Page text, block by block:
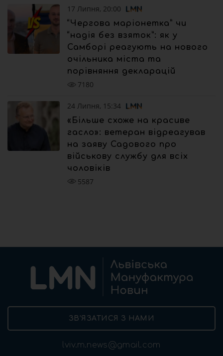
17 Липня, 20:00
“Чергова маріонетка” чи
“надія без взяток”: як у
Самборі реагують на нового
очільника міста та
порівняння декларацій
7180
24 Липня, 15:34
«Більше схоже на красиве
гасло»: ветеран відреагував
на заяву Садового про
військову службу для всіх
чоловіків
5587
ЗВ’ЯЗАТИСЯ З НАМИ
lviv.m.news@gmail.com